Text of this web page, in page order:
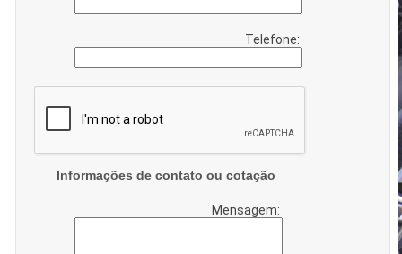
Telefone:
Informações de contato ou cotação
Mensagem: